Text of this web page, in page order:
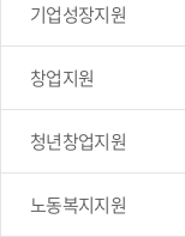
기업성장지원
창업지원
청년창업지원
노동복지지원